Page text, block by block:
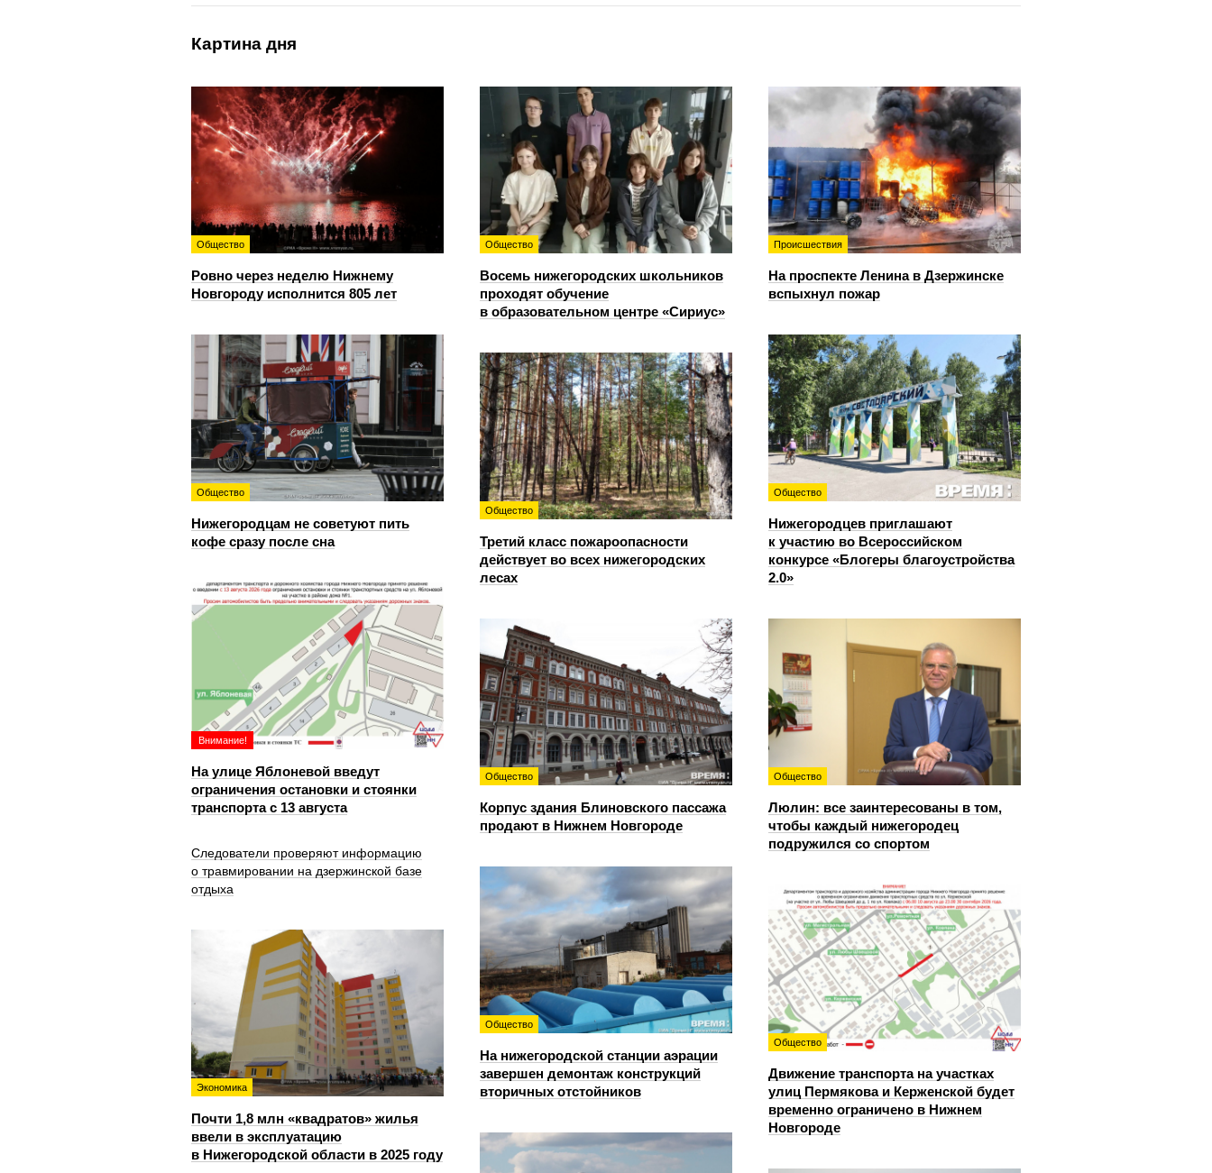
Картина дня
Общество
Ровно через неделю Нижнему
Новгороду исполнится 805 лет
Общество
Восемь нижегородских школьников
проходят обучение
в образовательном центре «Сириус»
Происшествия
На проспекте Ленина в Дзержинске
вспыхнул пожар
Общество
Нижегородцам не советуют пить
кофе сразу после сна
Общество
Нижегородцев приглашают
к участию во Всероссийском
конкурсе «Блогеры благоустройства
2.0»
Общество
Третий класс пожароопасности
действует во всех нижегородских
лесах
Внимание!
На улице Яблоневой введут
ограничения остановки и стоянки
транспорта с 13 августа
Общество
Корпус здания Блиновского пассажа
продают в Нижнем Новгороде
Общество
Люлин: все заинтересованы в том,
чтобы каждый нижегородец
подружился со спортом
Следователи проверяют информацию
о травмировании на дзержинской базе
отдыха
Общество
На нижегородской станции аэрации
завершен демонтаж конструкций
вторичных отстойников
Общество
Движение транспорта на участках
улиц Пермякова и Керженской будет
временно ограничено в Нижнем
Новгороде
Экономика
Почти 1,8 млн «квадратов» жилья
ввели в эксплуатацию
в Нижегородской области в 2025 году